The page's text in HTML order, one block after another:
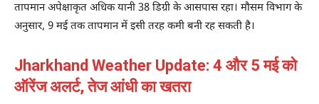
तापमान अपेक्षाकृत अधिक यानी 38 डिग्री के आसपास रहा। मौसम विभाग के
अनुसार, 9 मई तक तापमान में इसी तरह कमी बनी रह सकती है।
Jharkhand Weather Update: 4 और 5 मई को
ऑरेंज अलर्ट, तेज आंधी का खतरा